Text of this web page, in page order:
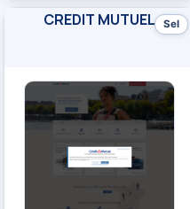
Sel
CREDIT MUTUEL